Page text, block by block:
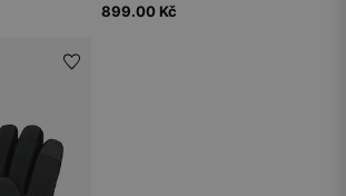
899.00 Kč